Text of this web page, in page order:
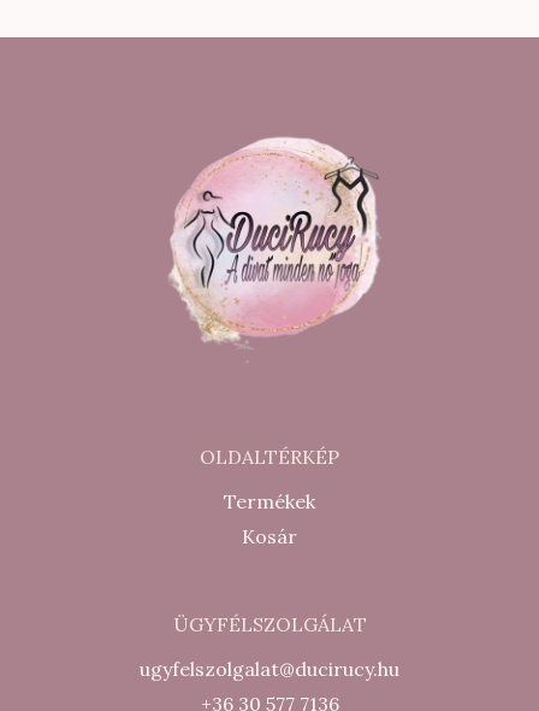
900 Ft. 900 Ft.
OLDALTÉRKÉP
Termékek
Kosár
ÜGYFÉLSZOLGÁLAT
ugyfelszolgalat@ducirucy.hu
+36 30 577 7136